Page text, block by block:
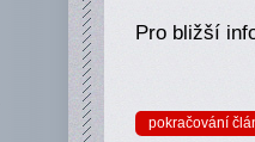
Pro bližší
pokračování